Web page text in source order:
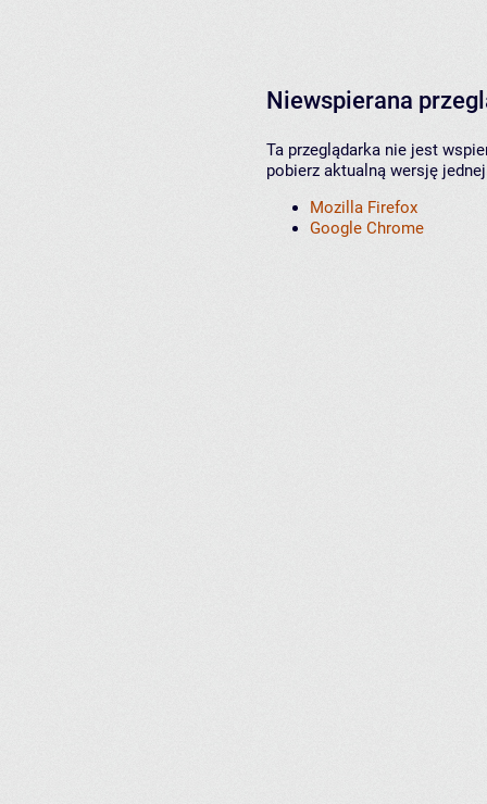
Niewspierana
Ta przeglądarka nie jest
pobierz aktualną wersję
Mozilla Firefox
Google Chrome